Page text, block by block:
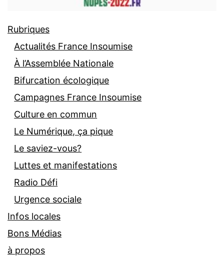
Rubriques
Actualités France Insoumise
À l’Assemblée Nationale
Bifurcation écologique
Campagnes France Insoumise
Culture en commun
Le Numérique, ça pique
Le saviez-vous?
Luttes et manifestations
Radio Défi
Urgence sociale
Infos locales
Bons Médias
à propos